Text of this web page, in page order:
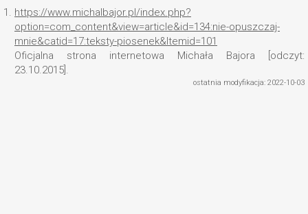
1. https://www.michalbajor.pl/index.php?
option=com_content&view=article&id=134:nie-opuszczaj-
mnie&catid=17:teksty-piosenek&Itemid=101
Oficjalna strona internetowa Michała Bajora [odczyt:
23.10.2015].
ostatnia modyfikacja: 2022-10-03